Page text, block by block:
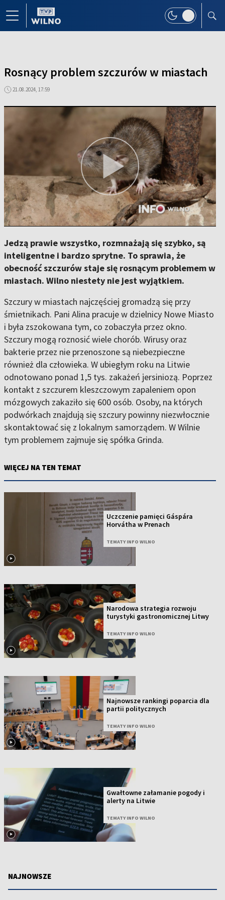
Rosnący problem szczurów w miastach
21.08.2024, 17:59
Jedzą prawie wszystko, rozmnażają się szybko, są
inteligentne i bardzo sprytne. To sprawia, że
obecność szczurów staje się rosnącym problemem w
miastach. Wilno niestety nie jest wyjątkiem.
Szczury w miastach najczęściej gromadzą się przy
śmietnikach. Pani Alina pracuje w dzielnicy Nowe Miasto
i była zszokowana tym, co zobaczyła przez okno.
Szczury mogą roznosić wiele chorób. Wirusy oraz
bakterie przez nie przenoszone są niebezpieczne
również dla człowieka. W ubiegłym roku na Litwie
odnotowano ponad 1,5 tys. zakażeń jersiniozą. Poprzez
kontakt z szczurem kleszczowym zapaleniem opon
mózgowych zakaziło się 600 osób. Osoby, na których
podwórkach znajdują się szczury powinny niezwłocznie
skontaktować się z lokalnym samorządem. W Wilnie
tym problemem zajmuje się spółka Grinda.
WIĘCEJ NA TEN TEMAT
Uczczenie pamięci Gáspára
Horvátha w Prenach
TEMATY INFO WILNO
Narodowa strategia rozwoju
turystyki gastronomicznej Litwy
TEMATY INFO WILNO
Najnowsze rankingi poparcia dla
partii politycznych
TEMATY INFO WILNO
Gwałtowne załamanie pogody i
alerty na Litwie
TEMATY INFO WILNO
NAJNOWSZE